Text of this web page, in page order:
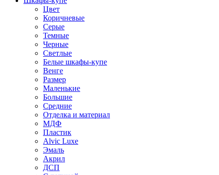
Цвет
Коричневые
Серые
Темные
Черные
Светлые
Белые шкафы-купе
Венге
Размер
Маленькие
Большие
Средние
Отделка и материал
МДФ
Пластик
Alvic Luxe
Эмаль
Акрил
ДСП